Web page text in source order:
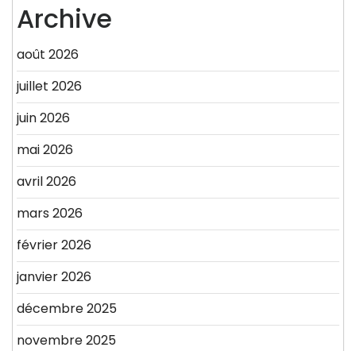
Archive
août 2026
juillet 2026
juin 2026
mai 2026
avril 2026
mars 2026
février 2026
janvier 2026
décembre 2025
novembre 2025